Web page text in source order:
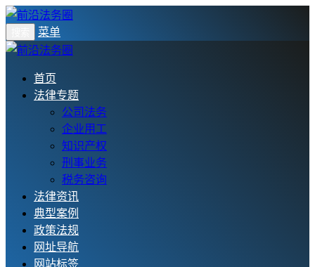
菜单
首页
法律专题
公司法务
企业用工
知识产权
刑事业务
税务咨询
法律资讯
典型案例
政策法规
网址导航
网站标签